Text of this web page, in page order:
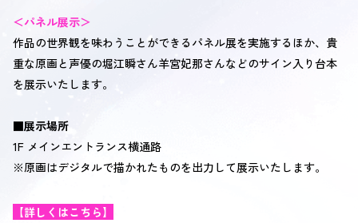
＜パネル展示＞
作品の世界観を味わうことができるパネル展を実施するほか、貴
重な原画と声優の堀江瞬さん羊宮妃那さんなどのサイン入り台本
を展示いたします。
■展示場所
1F メインエントランス横通路
※原画はデジタルで描かれたものを出力して展示いたします。
【詳しくはこちら】